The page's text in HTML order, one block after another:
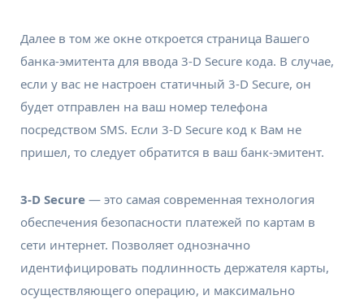
Далее в том же окне откроется страница Вашего
банка-эмитента для ввода 3-D Secure кода. В случае,
если у вас не настроен статичный 3-D Secure, он
будет отправлен на ваш номер телефона
посредством SMS. Если 3-D Secure код к Вам не
пришел, то следует обратится в ваш банк-эмитент.
3-D Secure — это самая современная технология
обеспечения безопасности платежей по картам в
сети интернет. Позволяет однозначно
идентифицировать подлинность держателя карты,
осуществляющего операцию, и максимально